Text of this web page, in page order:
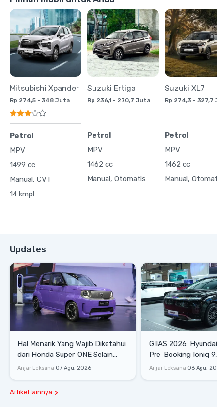
Mitsubishi Xpander
Rp 274,5 - 348 Juta
Petrol
MPV
1499 cc
Manual, CVT
14 kmpl
Suzuki Ertiga
Rp 236,1 - 270,7 Juta
Petrol
MPV
1462 cc
Manual, Otomatis
Suzuki XL7
Rp 274,3 - 327,7
Petrol
MPV
1462 cc
Manual,
Updates
Hal Menarik Yang Wajib Diketahui
dari Honda Super-ONE Selain
Harga
Anjar Leksana 07 Agu, 2026
GIIAS 2026:
Pre-Booking Ioniq
Rp1,49 Miliar
Anjar Leksana 06 Agu,
Artikel lainnya